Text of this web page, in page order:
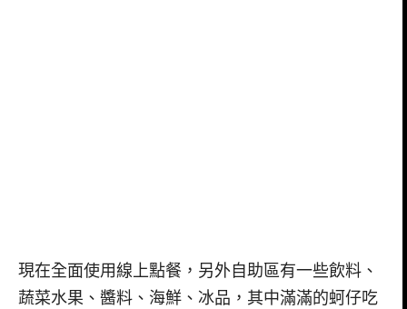
現在全面使用線上點餐，另外自助區有一些飲料、
蔬菜水果、醬料、海鮮、冰品，其中滿滿的蚵仔吃